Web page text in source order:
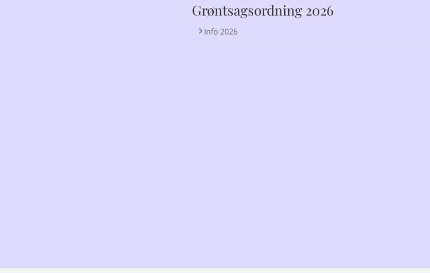
Grøntsagsordning 2026
Info 2026